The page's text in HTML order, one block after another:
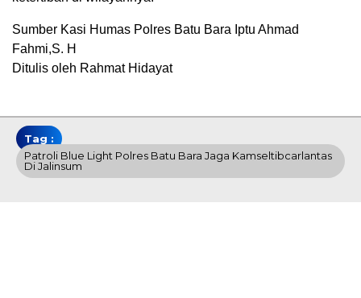
Sumber Kasi Humas Polres Batu Bara Iptu Ahmad
Fahmi,S. H
Ditulis oleh Rahmat Hidayat
Tag :
Patroli Blue Light Polres Batu Bara Jaga Kamseltibcarlantas
Di Jalinsum